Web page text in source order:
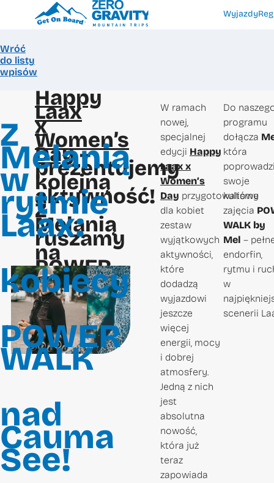
Wyjazdy
Wróć
do listy
wpisów
Z
Melanią
w
rytmie
Laax:
kobiecy
POWER
WALK
nad
Cauma
See!
Happy
Laax
x
Women’s
Day–
prezentujemy
kolejną
aktywność!
Z
Melanią
ruszamy
na
POWER
WALK
by
Mel
W ramach
nowej,
specjalnej
edycji Happy
Laax x
Women’s
Day przygotowaliśmy
dla kobiet
zestaw
wyjątkowych
aktywności,
które
dodadzą
wyjazdowi
jeszcze
więcej
energii, mocy
i dobrej
atmosfery.
Jedną z nich
jest
absolutna
nowość,
która już
teraz
zapowiada
Do
programu
dołącza
która
poprowadzi
swoje
kultowe
zajęcia
WALK by
Mel –
endorfin,
rytmu i
w
scenerii